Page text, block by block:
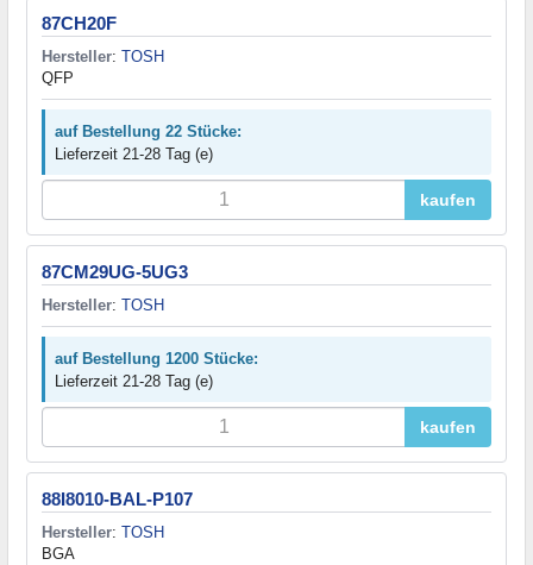
87CH20F
Hersteller: TOSH
QFP
auf Bestellung 22 Stücke:
Lieferzeit 21-28 Tag (e)
kaufen
87CM29UG-5UG3
Hersteller: TOSH
auf Bestellung 1200 Stücke:
Lieferzeit 21-28 Tag (e)
kaufen
88I8010-BAL-P107
Hersteller: TOSH
BGA